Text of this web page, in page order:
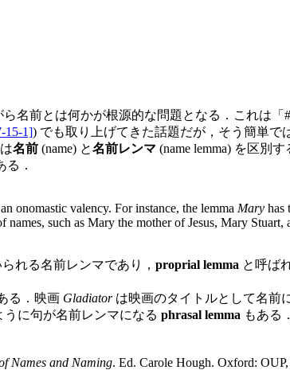
名前とは何かが根源的な問題となる．これは「
15-1]) でも取り上げてきた話題だが，そう簡単で
名前 (name) と名前レンマ (name lemma) を区別
．
onomastic valency. For instance, the lemma Mary has
names, such as Mary the mother of Jesus, Mary Stuart,
れる名前レンマであり， proprial lemma と呼ば
る．映画 Gladiatorは映画のタイトルとして名前
うに句が名前レンマになる phrasal lemma もある．
Names and Naming. Ed. Carole Hough. Oxford: